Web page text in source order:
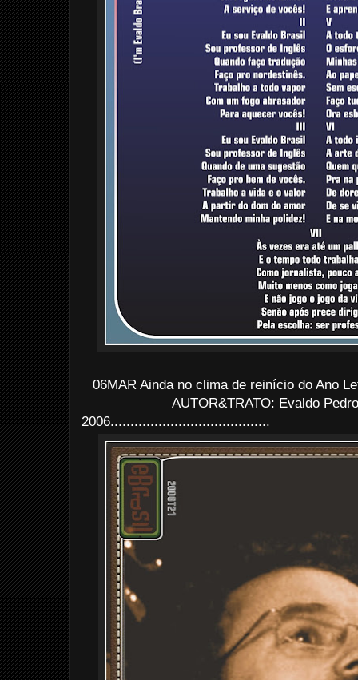
06MAR Ainda no clima de reinício do Ano
AUTOR&TRATO: Evaldo
2006........................................